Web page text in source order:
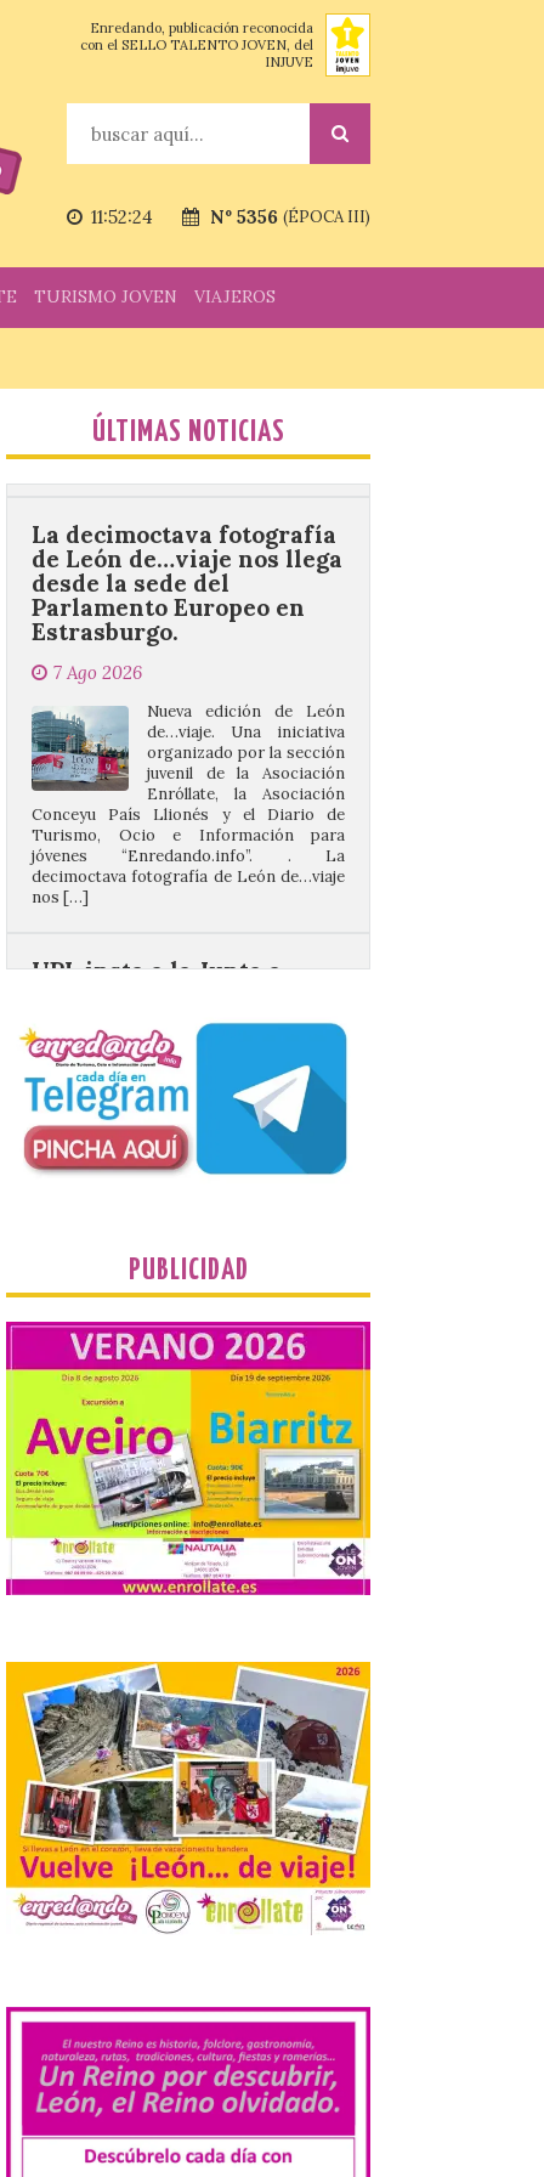
Buscar
Nº 5356 (ÉPOCA III)
11:52:25
Enredando, publicación reconocida
con el SELLO TALENTO JOVEN, del
INJUVE
TURISMO JOVEN VIAJEROS
ÚLTIMAS NOTICIAS
de Dulces del Convento a
Gradefes
Tendrá lugar el 9 de
Gradefes. Una cita
La decimoctava fotografía
desde la sede del
Parlamento Europeo en
Estrasburgo.
7 Ago 2026
Nueva edición de León
juvenil de la Asociación
Enróllate, la Asociación
Conceyu País Llionés y el Diario de
Turismo, Ocio e Información para
jóvenes “Enredando.info”. . La
decimoctava fotografía de León de…viaje
nos […]
UPL insta a la Junta a
castillo del Asmesnal, un
7 Ago 2026
Un Bien de Interés
Cultural abandonado
desde 1949. Los
procuradores leonesistas
plantean que la Junta
contacte cuanto antes con los
La Universidad de León
distribuye folletos con la
programación del evento
del eclipse solar que
organiza con la ESA y el
Ayuntamiento
7 Ago 2026
Los materiales ya pueden
recogerse gratuitamente
en la Oficina de
Información Turística de
elaboradas por especialistas para
observar el eclipse con seguridad León, 7
de agosto de 2026. La programación […]
Laciana comienza su
programación para
disfrutar el eclipse total
del 12 de agosto
7 Ago 2026
Durante los días 1 y 2 de
planetario que se instaló
en el polideportivo municipal, con pases
de mañana dedicados preferentemente al
público infantil y, el resto del […]
Más de 200.000 jóvenes
PUBLICIDAD